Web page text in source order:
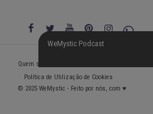
WeMystic Podcast
WeMystic Podcast
Quem somos
Política de Utilização de Cookies
© 2025 WeMystic - Feito por nós, com ♥